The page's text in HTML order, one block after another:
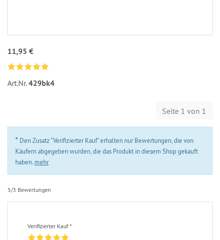
11,95 €
Art.Nr.429bk4
Seite 1 von 1
* Den Zusatz “Verifizierter Kauf” erhalten nur Bewertungen, die von
Käufern abgegeben wurden, die das Produkt in diesem Shop gekauft
haben. mehr
3/3 Bewertungen
Verifizierter Kauf *